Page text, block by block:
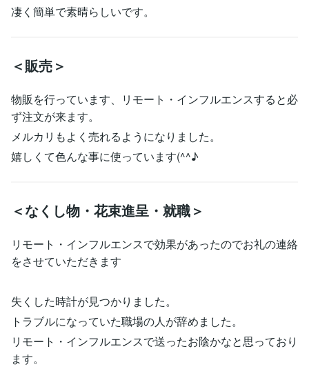
凄く簡単で素晴らしいです。
＜販売＞
物販を行っています、リモート・インフルエンスすると必
ず注文が来ます。
メルカリもよく売れるようになりました。
嬉しくて色んな事に使っています(^^♪
＜なくし物・花束進呈・就職＞
リモート・インフルエンスで効果があったのでお礼の連絡
をさせていただきます
失くした時計が見つかりました。
トラブルになっていた職場の人が辞めました。
リモート・インフルエンスで送ったお陰かなと思っており
ます。